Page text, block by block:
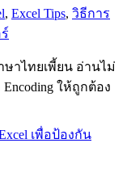
, Excel Tips, วิธีการ
ษาไทยเพี้ยน อ่านไม่
ให้ถูกต้อง